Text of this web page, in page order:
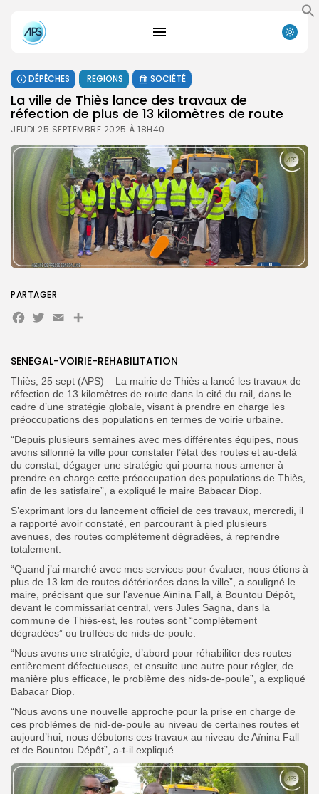
Search
for:
Search
Button
FR
DÉPÊCHES REGIONS SOCIÉTÉ
La ville de Thiès lance des travaux de
réfection de plus de 13 kilomètres de route
JEUDI 25 SEPTEMBRE 2025 À 18H40
SENEGAL-VOIRIE-REHABILITATION
Thiès, 25 sept (APS) – La mairie de Thiès a lancé les travaux de
réfection de 13 kilomètres de route dans la cité du rail, dans le
cadre d’une stratégie globale, visant à prendre en charge les
préoccupations des populations en termes de voirie urbaine.
“Depuis plusieurs semaines avec mes différentes équipes, nous
avons sillonné la ville pour constater l’état des routes et au-delà
du constat, dégager une stratégie qui pourra nous amener à
prendre en charge cette préoccupation des populations de Thiès,
afin de les satisfaire”, a expliqué le maire Babacar Diop.
S’exprimant lors du lancement officiel de ces travaux, mercredi, il
a rapporté avoir constaté, en parcourant à pied plusieurs
avenues, des routes complètement dégradées, à reprendre
totalement.
“Quand j’ai marché avec mes services pour évaluer, nous étions à
plus de 13 km de routes détériorées dans la ville”, a souligné le
maire, précisant que sur l’avenue Aïnina Fall, à Bountou Dépôt,
devant le commissariat central, vers Jules Sagna, dans la
commune de Thiès-est, les routes sont “complétement
dégradées” ou truffées de nids-de-poule.
“Nous avons une stratégie, d’abord pour réhabiliter des routes
entièrement défectueuses, et ensuite une autre pour régler, de
manière plus efficace, le problème des nids-de-poule”, a expliqué
Babacar Diop.
“Nous avons une nouvelle approche pour la prise en charge de
ces problèmes de nid-de-poule au niveau de certaines routes et
aujourd’hui, nous débutons ces travaux au niveau de Aïnina Fall
et de Bountou Dépôt”, a-t-il expliqué.
PARTAGER
Facebook
Twitter
EmailPartager